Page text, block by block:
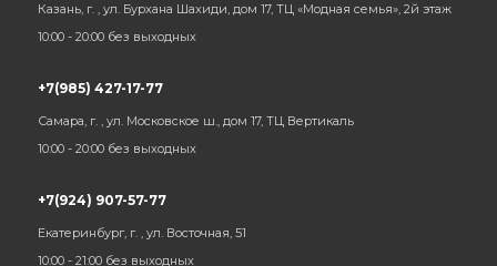
Казань, г. , ул. Бурхана Шахиди, дом 17, ТЦ «Модная семья», 2й этаж
10:00 - 20:00 без выходных
+7(985) 427-17-77
Самара, г. , ул. Московское ш., дом 17, ТЦ Вертикаль
10:00 - 20:00 без выходных
+7(924) 907-57-77
Екатеринбург, г. , ул. Восточная, 51
10:00 - 21:00 без выходных